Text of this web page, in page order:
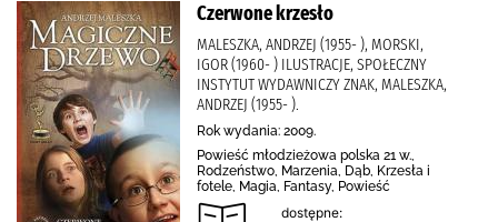
Czerwone krzesło
MALESZKA, ANDRZEJ (1955- ), MORSKI,
IGOR (1960- ) ILUSTRACJE, SPOŁECZNY
INSTYTUT WYDAWNICZY ZNAK, MALESZKA,
ANDRZEJ (1955- ).
Rok wydania: 2009.
Powieść młodzieżowa polska 21 w.,
Rodzeństwo, Marzenia, Dąb, Krzesła i
fotele, Magia, Fantasy, Powieść
dostępne: